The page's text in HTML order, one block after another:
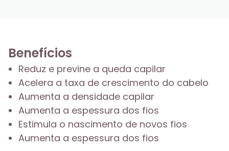
Benefícios
Reduz e previne a queda capilar
Acelera a taxa de crescimento do cabelo
Aumenta a densidade capilar
Aumenta a espessura dos fios
Estimula o nascimento de novos fios
Aumenta a espessura dos fios